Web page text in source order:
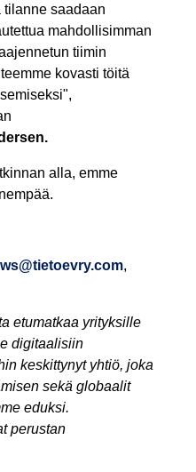
tilanne saadaan
mahdollisimman
tiimin
kovasti töitä
alla, emme
,
etumatkaa yrityksille
digitaalisiin
keskittynyt yhtiö, joka
sekä globaalit
eduksi.
perustan